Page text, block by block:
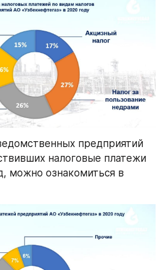
предприятий
налоговые платежи
можно ознакомиться в